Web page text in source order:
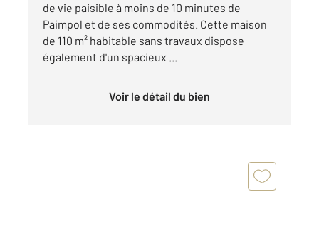
de vie paisible à moins de 10 minutes de
Paimpol et de ses commodités. Cette maison
de 110 m² habitable sans travaux dispose
également d'un spacieux ...
Voir le détail du bien